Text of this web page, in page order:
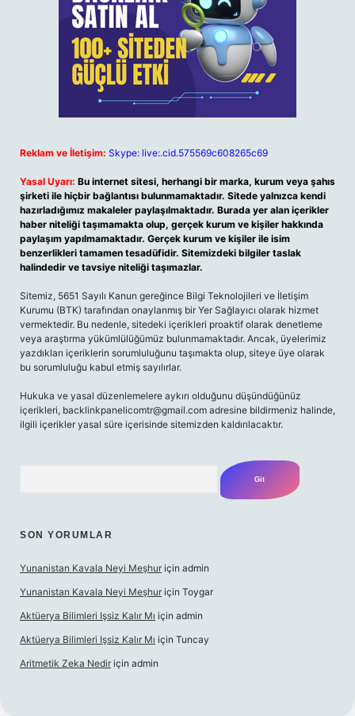
Reklam ve İletişim: Skype: live:.cid.575569c608265c69
Yasal Uyarı: Bu internet sitesi, herhangi bir marka, kurum veya şahıs
şirketi ile hiçbir bağlantısı bulunmamaktadır. Sitede yalnızca kendi
hazırladığımız makaleler paylaşılmaktadır. Burada yer alan içerikler
haber niteliği taşımamakta olup, gerçek kurum ve kişiler hakkında
paylaşım yapılmamaktadır. Gerçek kurum ve kişiler ile isim
benzerlikleri tamamen tesadüfidir. Sitemizdeki bilgiler taslak
halindedir ve tavsiye niteliği taşımazlar.
Sitemiz, 5651 Sayılı Kanun gereğince Bilgi Teknolojileri ve İletişim
Kurumu (BTK) tarafından onaylanmış bir Yer Sağlayıcı olarak hizmet
vermektedir. Bu nedenle, sitedeki içerikleri proaktif olarak denetleme
veya araştırma yükümlülüğümüz bulunmamaktadır. Ancak, üyelerimiz
yazdıkları içeriklerin sorumluluğunu taşımakta olup, siteye üye olarak
bu sorumluluğu kabul etmiş sayılırlar.
Hukuka ve yasal düzenlemelere aykırı olduğunu düşündüğünüz
içerikleri, backlinkpanelicomtr@gmail.com adresine bildirmeniz halinde,
ilgili içerikler yasal süre içerisinde sitemizden kaldırılacaktır.
SON YORUMLAR
Yunanistan Kavala Neyi Meşhur için admin
Yunanistan Kavala Neyi Meşhur için Toygar
Aktüerya Bilimleri Işsiz Kalır Mı için admin
Aktüerya Bilimleri Işsiz Kalır Mı için Tuncay
Aritmetik Zeka Nedir için admin